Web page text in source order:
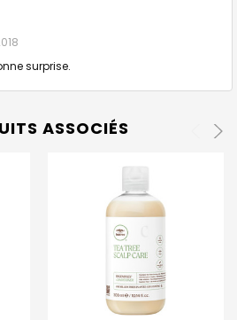
surprise.
ASSOCIÉS